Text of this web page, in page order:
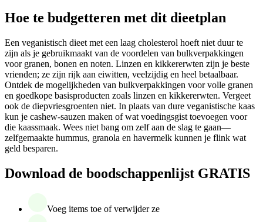
Hoe te budgetteren met dit dieetplan
Een veganistisch dieet met een laag cholesterol hoeft niet duur te
zijn als je gebruikmaakt van de voordelen van bulkverpakkingen
voor granen, bonen en noten. Linzen en kikkererwten zijn je beste
vrienden; ze zijn rijk aan eiwitten, veelzijdig en heel betaalbaar.
Ontdek de mogelijkheden van bulkverpakkingen voor volle granen
en goedkope basisproducten zoals linzen en kikkererwten. Vergeet
ook de diepvriesgroenten niet. In plaats van dure veganistische kaas
kun je cashew-sauzen maken of wat voedingsgist toevoegen voor
die kaassmaak. Wees niet bang om zelf aan de slag te gaan—
zelfgemaakte hummus, granola en havermelk kunnen je flink wat
geld besparen.
Download de boodschappenlijst GRATIS
Voeg items toe of verwijder ze